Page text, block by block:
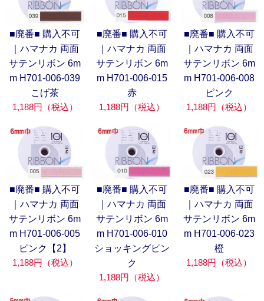
■廃番■ 購入不可
｜ハマナカ 両面
サテンリボン 6m
m H701-006-039
こげ茶
1,188円（税込）
■廃番■ 購入不可
｜ハマナカ 両面
サテンリボン 6m
m H701-006-015
赤
1,188円（税込）
■廃番■ 購入不可
｜ハマナカ 両面
サテンリボン 6m
m H701-006-008
ピンク
1,188円（税込）
■廃番■ 購入不可
｜ハマナカ 両面
サテンリボン 6m
m H701-006-005
ピンク【2】
1,188円（税込）
■廃番■ 購入不可
｜ハマナカ 両面
サテンリボン 6m
m H701-006-010
ショッキングピン
ク
1,188円（税込）
■廃番■ 購入不可
｜ハマナカ 両面
サテンリボン 6m
m H701-006-023
橙
1,188円（税込）